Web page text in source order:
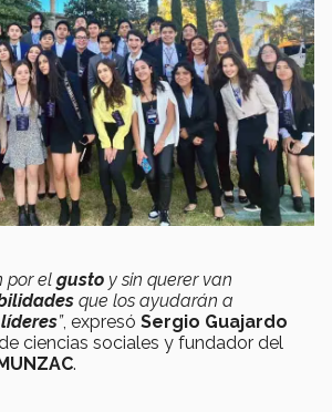
por el gusto y sin querer van
que los ayudarán a
líderes”, expresó Sergio Guajardo
ciencias sociales y fundador del
MUNZAC.